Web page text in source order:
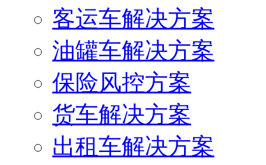
客运车解决方案
油罐车解决方案
保险风控方案
货车解决方案
出租车解决方案